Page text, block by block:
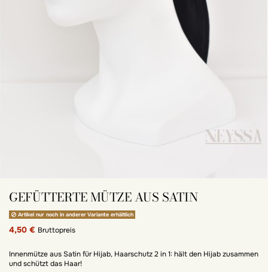
GEFÜTTERTE MÜTZE AUS SATIN
Artikel nur noch in anderer Variante erhältlich
4,50 € Bruttopreis
Innenmütze aus Satin für Hijab, Haarschutz 2 in 1: hält den Hijab zusammen
und schützt das Haar!